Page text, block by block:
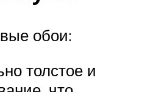
обои:
толстое и